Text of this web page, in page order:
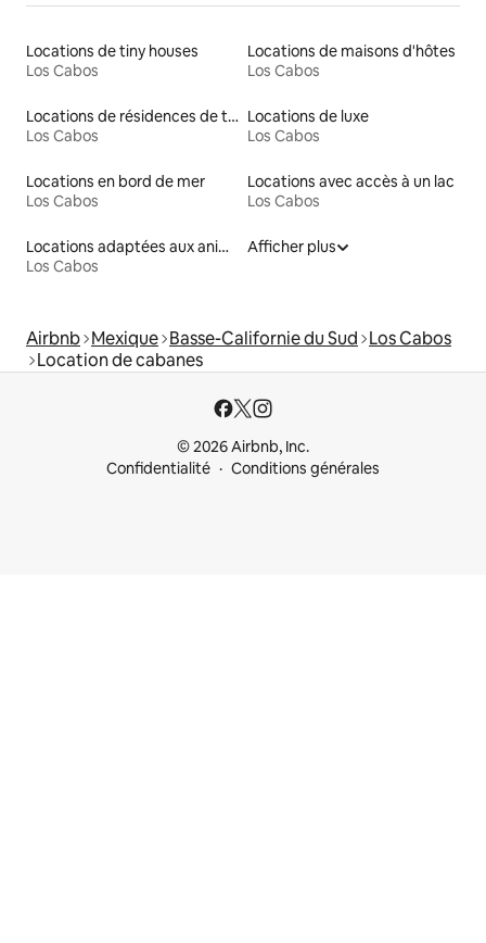
Locations de tiny houses
Los Cabos
Locations de maisons d'hôtes
Los Cabos
Locations de résidences de tourisme
Los Cabos
Locations de luxe
Los Cabos
Locations en bord de mer
Los Cabos
Locations avec accès à un lac
Los Cabos
Locations adaptées aux animaux
Los Cabos
Afficher plus
Airbnb Mexique Basse-Californie du Sud Los Cabos
Location de cabanes
© 2026 Airbnb, Inc.
Confidentialité
Conditions générales